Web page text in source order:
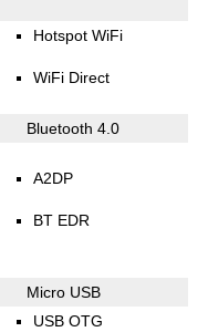
Hotspot WiFi
WiFi Direct
Bluetooth 4.0
A2DP
BT EDR
Micro USB
USB OTG